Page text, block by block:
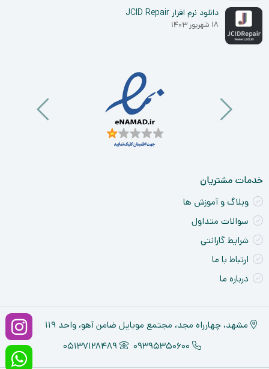
دانلود نرم افزار JCID Repair
۱۸ شهریور ۱۴۰۳
خدمات مشتریان
وبلاگ و آموزش ها
سوالات متداول
شرایط گارانتی
ارتباط با ما
درباره ما
مشهد، چهارراه مجد، مجتمع موبایل ضامن آهو، واحد ۱۱۹
09395350600
05137128489